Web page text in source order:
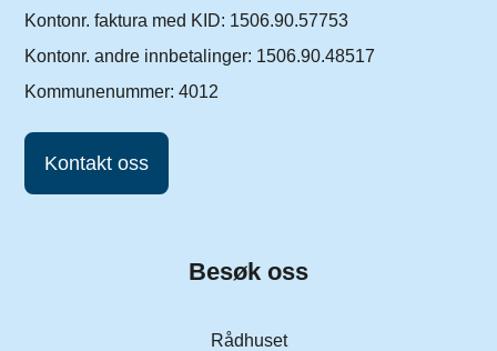
Kontonr. faktura med KID: 1506.90.57753
Kontonr. andre innbetalinger: 1506.90.48517
Kommunenummer: 4012
Kontakt oss
Besøk oss
Rådhuset